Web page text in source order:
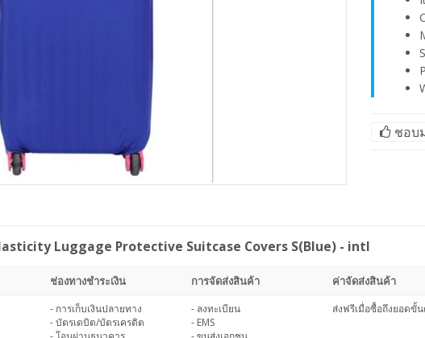
ชอบ
Luggage Protective Suitcase Covers S(Blue) - intl
ช่องทางชำระเงิน การจัดส่งสินค้า ค่าจัดส่งสินค้า
- การเก็บเงินปลายทาง
- บัตรเดบิต/บัตรเครดิต
- ลงทะเบียน
- EMS
ส่งฟรีเมื่อซื้อถึงยอดขั้